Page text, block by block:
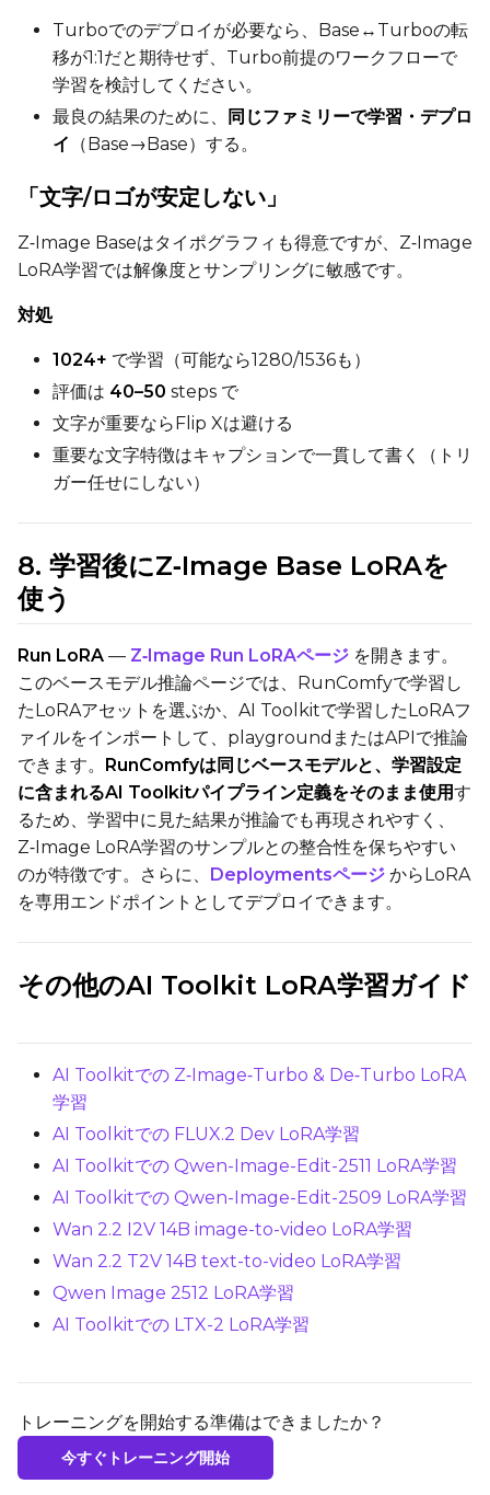
Turboでのデプロイが必要なら、Base↔Turboの転
移が1:1だと期待せず、Turbo前提のワークフローで
学習を検討してください。
最良の結果のために、
同じファミリーで学習・デプロ
イ
（Base→Base）する。
「文字/ロゴが安定しない」
Z‑Image Baseはタイポグラフィも得意ですが、Z‑Image
LoRA学習では解像度とサンプリングに敏感です。
対処
1024+ で学習（可能なら1280/1536も）
評価は 40–50 steps で
文字が重要ならFlip Xは避ける
重要な文字特徴はキャプションで一貫して書く（トリ
ガー任せにしない）
8. 学習後にZ‑Image Base LoRAを
使う
Run LoRA — Z‑Image Run LoRAページ を開きます。
このベースモデル推論ページでは、RunComfyで学習し
たLoRAアセットを選ぶか、AI Toolkitで学習したLoRAフ
ァイルをインポートして、playgroundまたはAPIで推論
できます。
RunComfyは同じベースモデルと、学習設定
に含まれるAI Toolkitパイプライン定義をそのまま使用す
るため、学習中に見た結果が推論でも再現されやすく、
Z‑Image LoRA学習のサンプルとの整合性を保ちやすい
のが特徴です。さらに、
Deploymentsページ からLoRA
を専用エンドポイントとしてデプロイできます。
その他のAI Toolkit LoRA学習ガイド
AI Toolkitでの Z‑Image‑Turbo & De‑Turbo LoRA
学習
AI Toolkitでの FLUX.2 Dev LoRA学習
AI Toolkitでの Qwen-Image-Edit-2511 LoRA学習
AI Toolkitでの Qwen-Image-Edit-2509 LoRA学習
Wan 2.2 I2V 14B image-to-video LoRA学習
Wan 2.2 T2V 14B text-to-video LoRA学習
Qwen Image 2512 LoRA学習
AI Toolkitでの LTX-2 LoRA学習
トレーニングを開始する準備はできましたか？
今すぐトレーニング開始